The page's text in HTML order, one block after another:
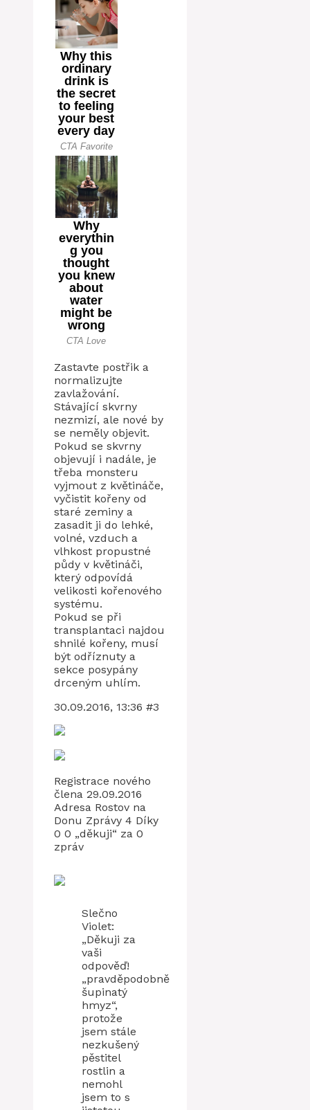
Zastavte postřik a
normalizujte
zavlažování.
Stávající skvrny
nezmizí, ale nové by
se neměly objevit.
Pokud se skvrny
objevují i ​​nadále, je
třeba monsteru
vyjmout z květináče,
vyčistit kořeny od
staré zeminy a
zasadit ji do lehké,
volné, vzduch a
vlhkost propustné
půdy v květináči,
který odpovídá
velikosti kořenového
systému.
Pokud se při
transplantaci najdou
shnilé kořeny, musí
být odříznuty a
sekce posypány
drceným uhlím.
30.09.2016, 13:36 #3
Registrace nového
člena 29.09.2016
Adresa Rostov na
Donu Zprávy 4 Díky
0 0 „děkuji“ za 0
zpráv
Slečno
Violet:
„Děkuji za
vaši
odpověď!
„pravděpodobně
šupinatý
hmyz“,
protože
jsem stále
nezkušený
pěstitel
rostlin a
nemohl
jsem to s